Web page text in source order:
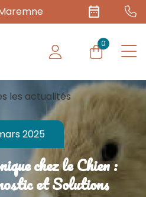
date_range
0
les actualités
2025
chez le Chien :
et Solutions